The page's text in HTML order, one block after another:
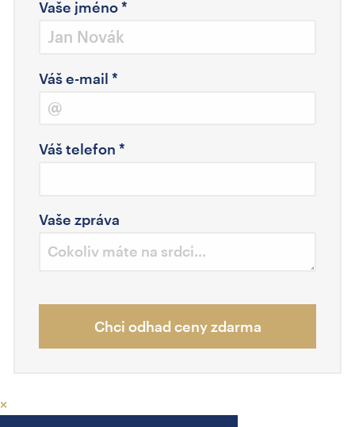
Vaše jméno*
Váš e-mail *
Váš telefon *
Vaše zpráva
Chci odhad ceny zdarma
×